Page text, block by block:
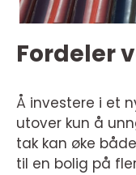
Fordeler
Å investere i et
utover kun å
tak kan øke
til en bolig på